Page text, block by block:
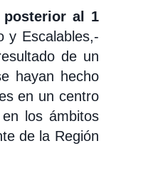
posterior al 1
y Escalables,-
de un
hayan hecho
en un centro
los ámbitos
de la Región